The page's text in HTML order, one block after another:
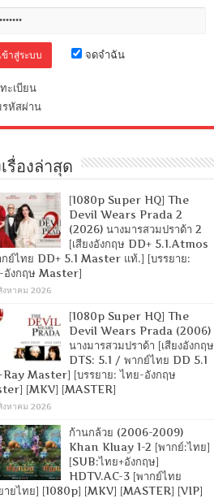
จดจำฉัน
ะเบียน
หัสผ่าน
รื่องล่าสุด
[1080p Super HQ] The
Devil Wears Prada 2
(2026) นางมารสวมปราด้า 2
[เสียงอังกฤษ DD+ 5.1.Atmos
ย์ไทย DD+ 5.1 Master แท้.] [บรรยาย:
อังกฤษ Master]
งหาคม 2026
[1080p Super HQ] The
Devil Wears Prada (2006)
นางมารสวมปราด้า [เสียงอังกฤษ
DTS: 5.1 / พากย์ไทย DD 5.1
Master] [บรรยาย: ไทย-อังกฤษ
[MKV] [MASTER]
งหาคม 2026
ก้านกล้วย (2006-2009)
Khan Kluay 1-2 [พากย์:ไทย]
[SUB:ไทย+อังกฤษ]
HDTV.AC-3 [พากย์ไทย
ายไทย] [1080p] [MKV] [MASTER] [VIP]